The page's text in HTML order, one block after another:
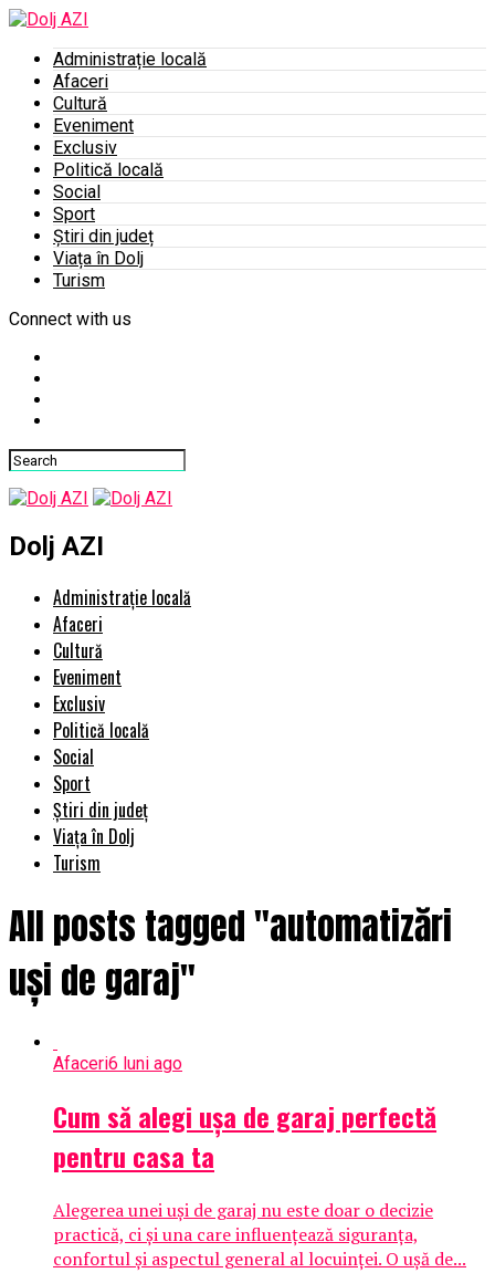
Administrație locală
Afaceri
Cultură
Eveniment
Exclusiv
Politică locală
Social
Sport
Știri din județ
Viața în Dolj
Turism
Connect with us
Dolj AZI
Administrație locală
Afaceri
Cultură
Eveniment
Exclusiv
Politică locală
Social
Sport
Știri din județ
Viața în Dolj
Turism
All posts tagged "automatizări
uși de garaj"
Afaceri6 luni ago
Cum să alegi ușa de garaj perfectă
pentru casa ta
Alegerea unei uși de garaj nu este doar o decizie
practică, ci și una care influențează siguranța,
confortul și aspectul general al locuinței. O ușă de...